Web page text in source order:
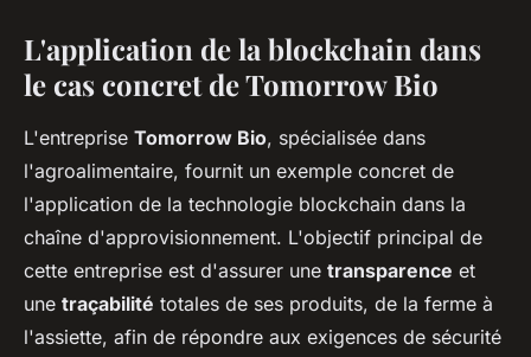
L'application de la blockchain dans
le cas concret de Tomorrow Bio
L'entreprise Tomorrow Bio, spécialisée dans
l'agroalimentaire, fournit un exemple concret de
l'application de la technologie blockchain dans la
chaîne d'approvisionnement. L'objectif principal de
cette entreprise est d'assurer une transparence et
une traçabilité totales de ses produits, de la ferme à
l'assiette, afin de répondre aux exigences de sécurité